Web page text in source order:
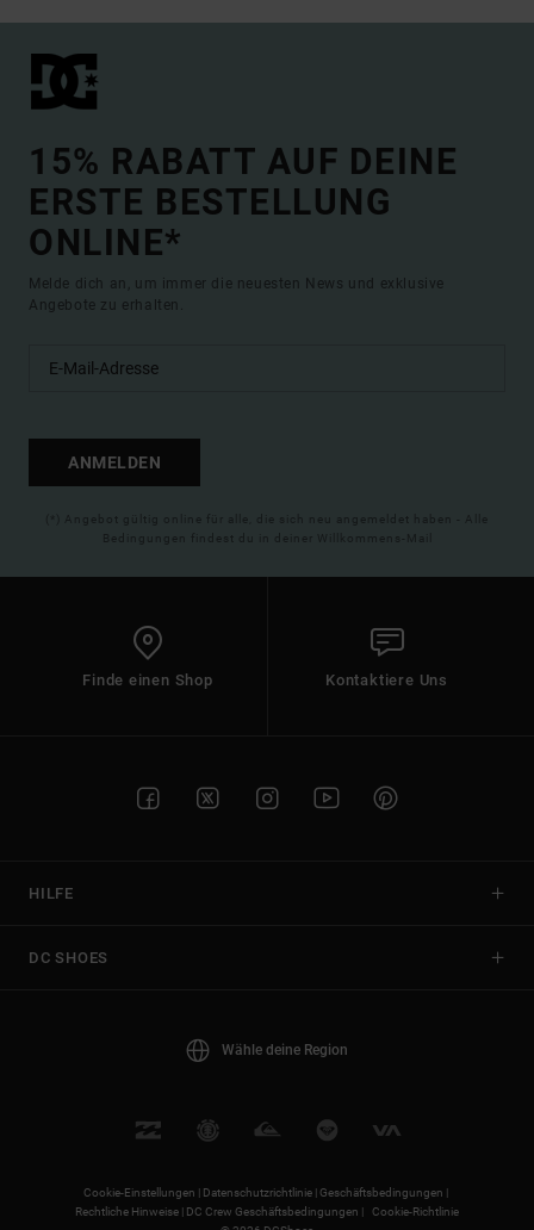
15% RABATT AUF DEINE
ERSTE BESTELLUNG
ONLINE*
Melde dich an, um immer die neuesten News und exklusive
Angebote zu erhalten.
ANMELDEN
(*) Angebot gültig online für alle, die sich neu angemeldet haben - Alle
Bedingungen findest du in deiner Willkommens-Mail
Finde einen Shop Kontaktiere Uns
HILFE
DC SHOES
Wähle deine Region
Cookie-Einstellungen | Datenschutzrichtlinie |Geschäftsbedingungen |
Rechtliche Hinweise | DC Crew Geschäftsbedingungen |
Cookie-Richtlinie